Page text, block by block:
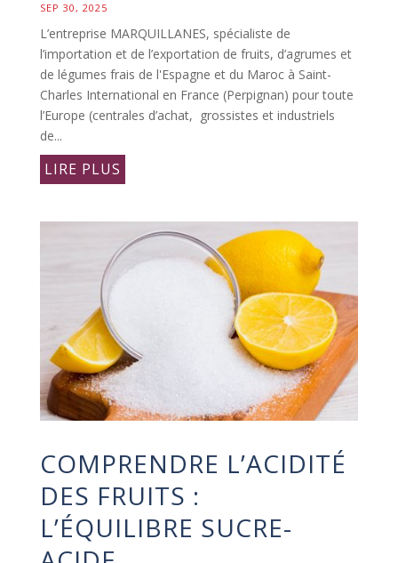
SEP 30, 2025
L’entreprise MARQUILLANES, spécialiste de
l’importation et de l’exportation de fruits, d’agrumes et
de légumes frais de l'Espagne et du Maroc à Saint-
Charles International en France (Perpignan) pour toute
l’Europe (centrales d’achat, grossistes et industriels
de...
LIRE PLUS
COMPRENDRE L’ACIDITÉ
DES FRUITS :
L’ÉQUILIBRE SUCRE-